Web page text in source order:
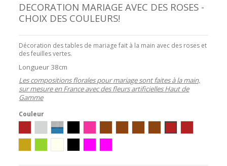
DECORATION MARIAGE AVEC DES ROSES -
CHOIX DES COULEURS!
Décoration des tables de mariage fait à la main avec des roses et
des feuilles vertes.
Longueur 38cm
Les compositions florales pour mariage sont faites à la main,
sur mesure en France avec des fleurs artificielles Haut de
Gamme
Couleur
bordeaux/ivoire/or
Blanc/Argent
Blanc/Turquoise